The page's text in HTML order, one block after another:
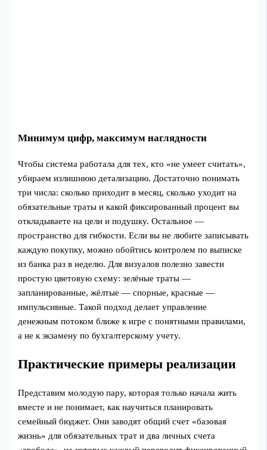
Минимум цифр, максимум наглядности
Чтобы система работала для тех, кто «не умеет считать»,
убираем излишнюю детализацию. Достаточно понимать
три числа: сколько приходит в месяц, сколько уходит на
обязательные траты и какой фиксированный процент вы
откладываете на цели и подушку. Остальное —
пространство для гибкости. Если вы не любите записывать
каждую покупку, можно обойтись контролем по выписке
из банка раз в неделю. Для визуалов полезно завести
простую цветовую схему: зелёные траты —
запланированные, жёлтые — спорные, красные —
импульсивные. Такой подход делает управление
денежным потоком ближе к игре с понятными правилами,
а не к экзамену по бухгалтерскому учету.
Практические примеры реализации
Представим молодую пару, которая только начала жить
вместе и не понимает, как научиться планировать
семейный бюджет. Они заводят общий счет «базовая
жизнь» для обязательных трат и два личных счета